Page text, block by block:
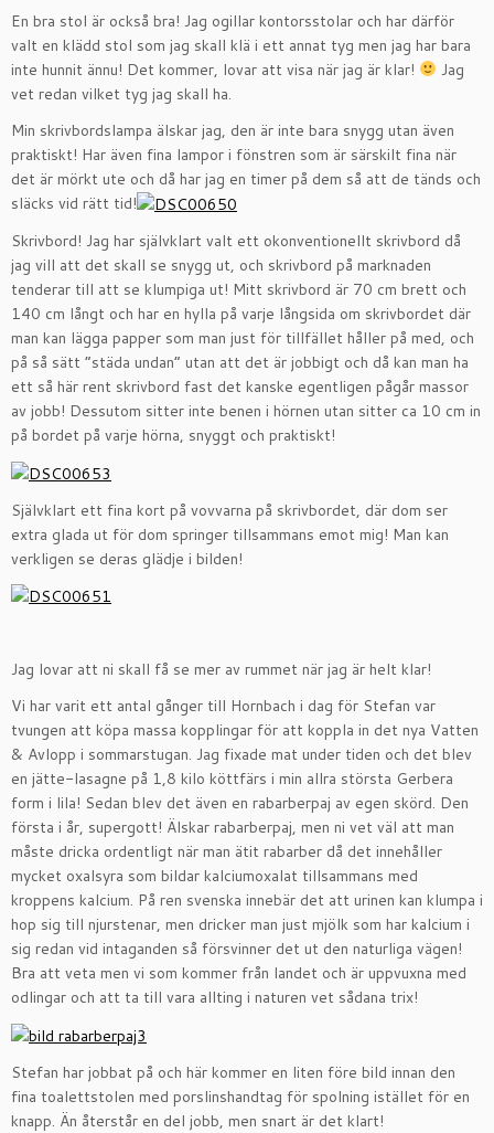
En bra stol är också bra! Jag ogillar kontorsstolar och har därför
valt en klädd stol som jag skall klä i ett annat tyg men jag har bara
inte hunnit ännu! Det kommer, lovar att visa när jag är klar!
Jag
vet redan vilket tyg jag skall ha.
Min skrivbordslampa älskar jag, den är inte bara snygg utan även
praktiskt! Har även fina lampor i fönstren som är särskilt fina när
det är mörkt ute och då har jag en timer på dem så att de tänds och
släcks vid rätt tid!
Skrivbord! Jag har självklart valt ett okonventionellt skrivbord då
jag vill att det skall se snygg ut, och skrivbord på marknaden
tenderar till att se klumpiga ut! Mitt skrivbord är 70 cm brett och
140 cm långt och har en hylla på varje långsida om skrivbordet där
man kan lägga papper som man just för tillfället håller på med, och
på så sätt ”städa undan” utan att det är jobbigt och då kan man ha
ett så här rent skrivbord fast det kanske egentligen pågår massor
av jobb! Dessutom sitter inte benen i hörnen utan sitter ca 10 cm in
på bordet på varje hörna, snyggt och praktiskt!
Självklart ett fina kort på vovvarna på skrivbordet, där dom ser
extra glada ut för dom springer tillsammans emot mig! Man kan
verkligen se deras glädje i bilden!
Jag lovar att ni skall få se mer av rummet när jag är helt klar!
Vi har varit ett antal gånger till Hornbach i dag för Stefan var
tvungen att köpa massa kopplingar för att koppla in det nya Vatten
& Avlopp i sommarstugan. Jag fixade mat under tiden och det blev
en jätte-lasagne på 1,8 kilo köttfärs i min allra största Gerbera
form i lila! Sedan blev det även en rabarberpaj av egen skörd. Den
första i år, supergott! Älskar rabarberpaj, men ni vet väl att man
måste dricka ordentligt när man ätit rabarber då det innehåller
mycket oxalsyra som bildar kalciumoxalat tillsammans med
kroppens kalcium. På ren svenska innebär det att urinen kan klumpa i
hop sig till njurstenar, men dricker man just mjölk som har kalcium i
sig redan vid intaganden så försvinner det ut den naturliga vägen!
Bra att veta men vi som kommer från landet och är uppvuxna med
odlingar och att ta till vara allting i naturen vet sådana trix!
Stefan har jobbat på och här kommer en liten före bild innan den
fina toalettstolen med porslinshandtag för spolning istället för en
knapp. Än återstår en del jobb, men snart är det klart!